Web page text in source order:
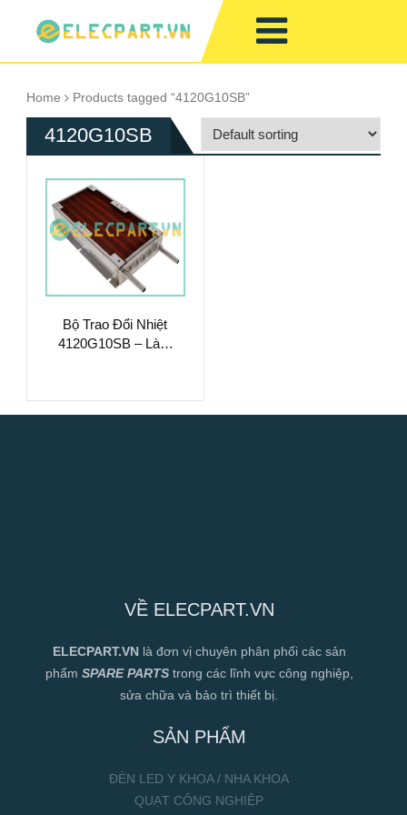
Home Products tagged “4120G10SB”
4120G10SB
Bộ Trao Đổi Nhiệt
4120G10SB – Làm
VỀ ELECPART.VN
ELECPART.VN là đơn vị chuyên phân phối các sản
phẩm SPARE PARTStrong các lĩnh vực công nghiệp,
sửa chữa và bảo trì thiết bị.
SẢN PHẨM
ĐÈN LED Y KHOA / NHA KHOA
QUẠT CÔNG NGHIỆP